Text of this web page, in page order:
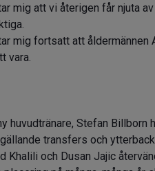
mig att vi återigen får njuta
mig fortsatt att åldermännen
vara.
huvudtränare, Stefan
transfers och
Khalili och Dusan Jajic